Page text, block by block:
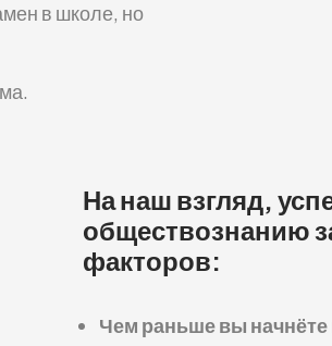
в школе, но
На наш взгляд,
обществознанию
факторов:
Чем раньше вы начнёте